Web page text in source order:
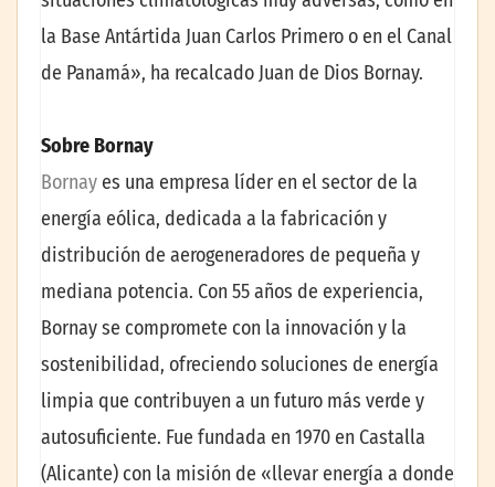
la Base Antártida Juan Carlos Primero o en el Canal
de Panamá», ha recalcado Juan de Dios Bornay.
Sobre Bornay
Bornay es una empresa líder en el sector de la
energía eólica, dedicada a la fabricación y
distribución de aerogeneradores de pequeña y
mediana potencia. Con 55 años de experiencia,
Bornay se compromete con la innovación y la
sostenibilidad, ofreciendo soluciones de energía
limpia que contribuyen a un futuro más verde y
autosuficiente. Fue fundada en 1970 en Castalla
(Alicante) con la misión de «llevar energía a donde